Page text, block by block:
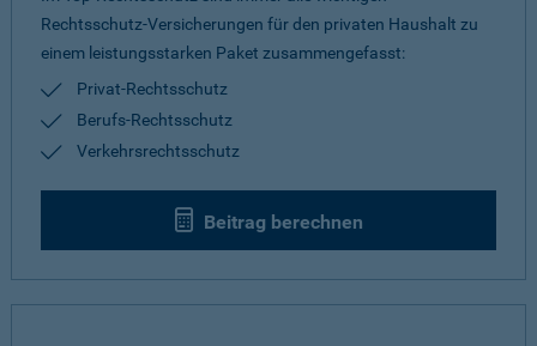
Rechtsschutz-Versicherungen für den privaten Haushalt zu
einem leistungsstarken Paket zusammengefasst:
Privat-Rechtsschutz
Berufs-Rechtsschutz
Verkehrsrechtsschutz
Beitrag berechnen